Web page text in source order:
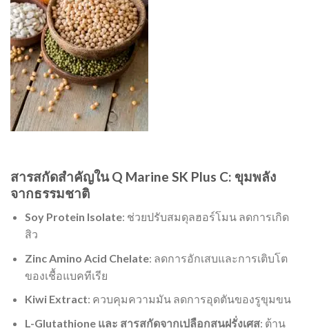
สารสกัดสำคัญใน Q Marine SK Plus C: ขุมพลัง
จากธรรมชาติ
Soy Protein Isolate: ช่วยปรับสมดุลฮอร์โมน ลดการเกิด
สิว
Zinc Amino Acid Chelate: ลดการอักเสบและการเติบโต
ของเชื้อแบคทีเรีย
Kiwi Extract: ควบคุมความมัน ลดการอุดตันของรูขุมขน
L-Glutathione และ สารสกัดจากเปลือกสนฝรั่งเศส: ต้าน